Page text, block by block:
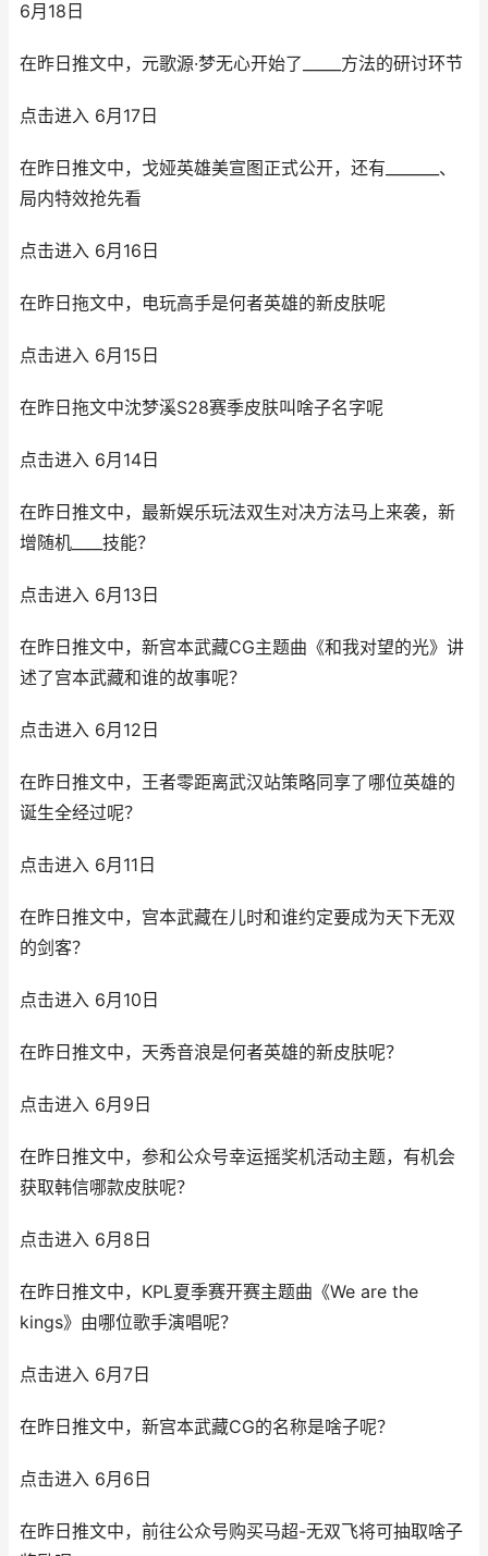
6月18日
在昨日推文中，元歌源·梦无心开始了_____方法的研讨环节
点击进入 6月17日
在昨日推文中，戈娅英雄美宣图正式公开，还有_______、
局内特效抢先看
点击进入 6月16日
在昨日拖文中，电玩高手是何者英雄的新皮肤呢
点击进入 6月15日
在昨日拖文中沈梦溪S28赛季皮肤叫啥子名字呢
点击进入 6月14日
在昨日推文中，最新娱乐玩法双生对决方法马上来袭，新
增随机____技能？
点击进入 6月13日
在昨日推文中，新宫本武藏CG主题曲《和我对望的光》讲
述了宫本武藏和谁的故事呢？
点击进入 6月12日
在昨日推文中，王者零距离武汉站策略同享了哪位英雄的
诞生全经过呢？
点击进入 6月11日
在昨日推文中，宫本武藏在儿时和谁约定要成为天下无双
的剑客？
点击进入 6月10日
在昨日推文中，天秀音浪是何者英雄的新皮肤呢？
点击进入 6月9日
在昨日推文中，参和公众号幸运摇奖机活动主题，有机会
获取韩信哪款皮肤呢？
点击进入 6月8日
在昨日推文中，KPL夏季赛开赛主题曲《We are the
kings》由哪位歌手演唱呢？
点击进入 6月7日
在昨日推文中，新宫本武藏CG的名称是啥子呢？
点击进入 6月6日
在昨日推文中，前往公众号购买马超-无双飞将可抽取啥子